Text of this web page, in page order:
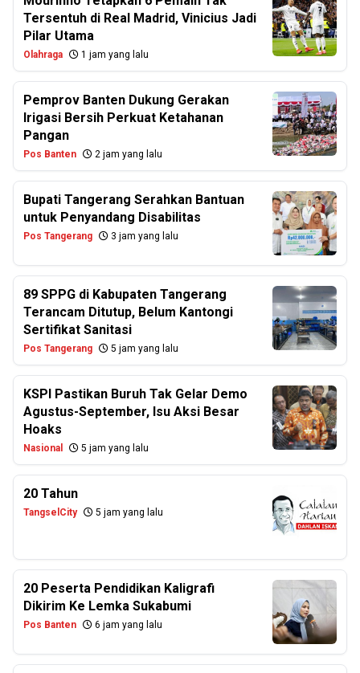
Tersentuh di Real Madrid, Vinicius Jadi
Pilar Utama
Olahraga 1 jam yang lalu
Pemprov Banten Dukung Gerakan
Irigasi Bersih Perkuat Ketahanan
Pangan
Pos Banten 2 jam yang lalu
Bupati Tangerang Serahkan Bantuan
untuk Penyandang Disabilitas
Pos Tangerang 3 jam yang lalu
89 SPPG di Kabupaten Tangerang
Terancam Ditutup, Belum Kantongi
Sertifikat Sanitasi
Pos Tangerang 5 jam yang lalu
KSPI Pastikan Buruh Tak Gelar Demo
Agustus-September, Isu Aksi Besar
Hoaks
Nasional 5 jam yang lalu
20 Tahun
TangselCity 5 jam yang lalu
20 Peserta Pendidikan Kaligrafi
Dikirim Ke Lemka Sukabumi
Pos Banten 6 jam yang lalu